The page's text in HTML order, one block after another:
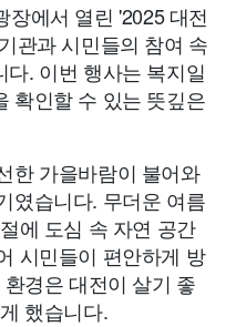
에서 열린 '2025 대전
관과 시민들의 참여 속
. 이번 행사는 복지일
확인할 수 있는 뜻깊은
한 가을바람이 불어와
였습니다. 무더운 여름
에 도심 속 자연 공간
시민들이 편안하게 방
경은 대전이 살기 좋
했습니다.